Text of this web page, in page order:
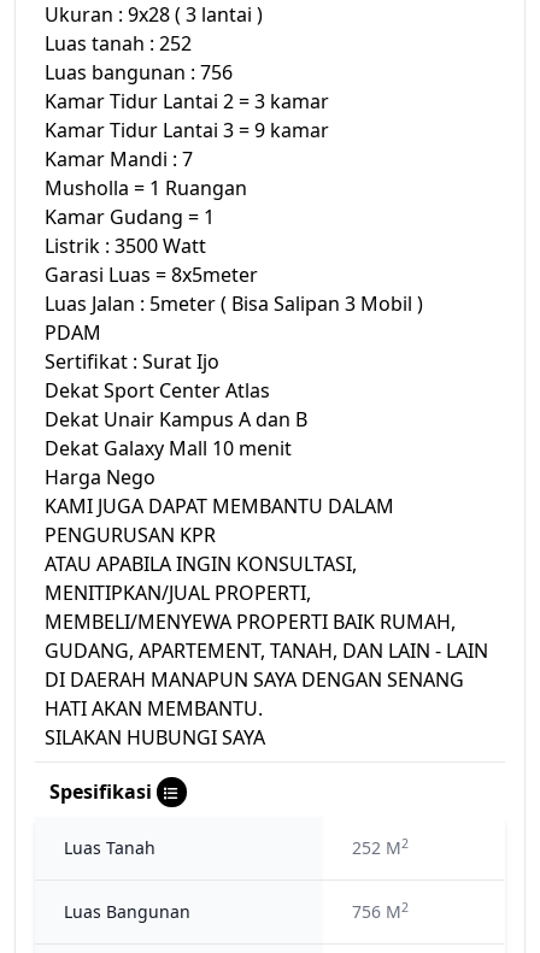
Ukuran : 9x28 ( 3 lantai )
Luas tanah : 252
Luas bangunan : 756
Kamar Tidur Lantai 2 = 3 kamar
Kamar Tidur Lantai 3 = 9 kamar
Kamar Mandi : 7
Musholla = 1 Ruangan
Kamar Gudang = 1
Listrik : 3500 Watt
Garasi Luas = 8x5meter
Luas Jalan : 5meter ( Bisa Salipan 3 Mobil )
PDAM
Sertifikat : Surat Ijo
Dekat Sport Center Atlas
Dekat Unair Kampus A dan B
Dekat Galaxy Mall 10 menit
Harga Nego
KAMI JUGA DAPAT MEMBANTU DALAM
PENGURUSAN KPR
ATAU APABILA INGIN KONSULTASI,
MENITIPKAN/JUAL PROPERTI,
MEMBELI/MENYEWA PROPERTI BAIK RUMAH,
GUDANG, APARTEMENT, TANAH, DAN LAIN - LAIN
DI DAERAH MANAPUN SAYA DENGAN SENANG
HATI AKAN MEMBANTU.
SILAKAN HUBUNGI SAYA
Spesifikasi
Luas Tanah 252 M2
Luas Bangunan 756 M2